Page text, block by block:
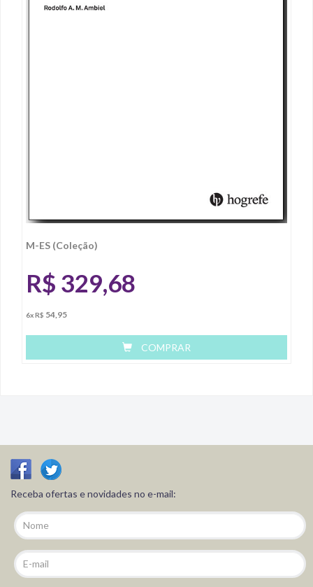
M-ES (Coleção)
R$ 329,68
6x R$ 54,95
COMPRAR
Receba ofertas e novidades no e-mail: